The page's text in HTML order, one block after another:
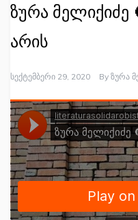
ზურა მელიქიძე
არის
Სექტემბერი 29, 2020 By Ზურა